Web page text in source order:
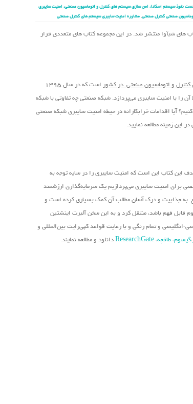
نفوذ سیستم اسکادا، امن سازی سیستم های کنترل و اتوماسیون صنعتی، امنیت سایبری
صنعتی کنترل صنعتی, مشاوره امنیت سایبری سیستم های کنترل صنعتی
کتاب های شبآوا منتشر شد. در این مجموعه کتاب های متعددی قرار
و اتوماسیون صنعتی در کشور
است که در سال ۱۳۹۵
با امنیت سایبری می‌پردازد. شبکه صنعتی چه تفاوتی با شبکه
آیا اقدامات خرابکارانه در حیطه امنیت سایبری شبکه صنعتی
این زمینه مطالعه نمایید.
این کتاب این است که امنیت سایبری را در سایه توجه به
برای امنیت سایبری می‌پردازیم یک سرمایه‌گذاری ارزشمند
به جذابیت و درک آسان مطالب آن کمک بسیاری کرده است و
قابل فهم باشد، منتقل کرد و به این سخن آلبرت اینشتین
انگلیسی و تمام رنگی و با رعایت قواعد کپی‌رایت بین‌المللی و
،گیسوم، طاقچه، ResearchGate دانلود و مطالعه نمایند.